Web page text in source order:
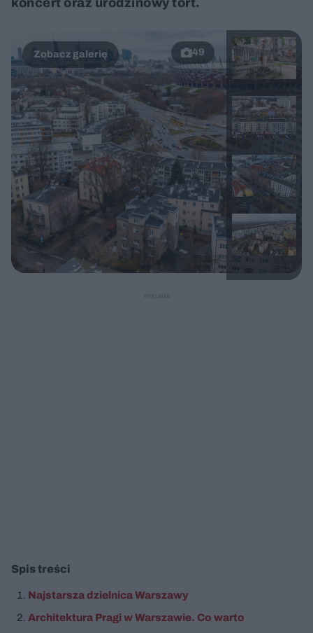
koncert oraz urodzinowy tort.
49
Spis treści
Najstarsza dzielnica Warszawy
Architektura Pragi w Warszawie. Co warto